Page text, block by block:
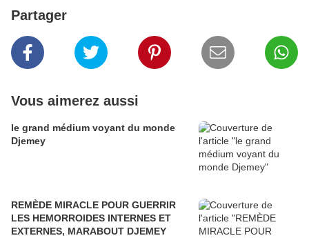
Partager
Vous aimerez aussi
le grand médium voyant du monde
Djemey
REMÈDE MIRACLE POUR GUERRIR
LES HEMORROIDES INTERNES ET
EXTERNES, MARABOUT DJEMEY